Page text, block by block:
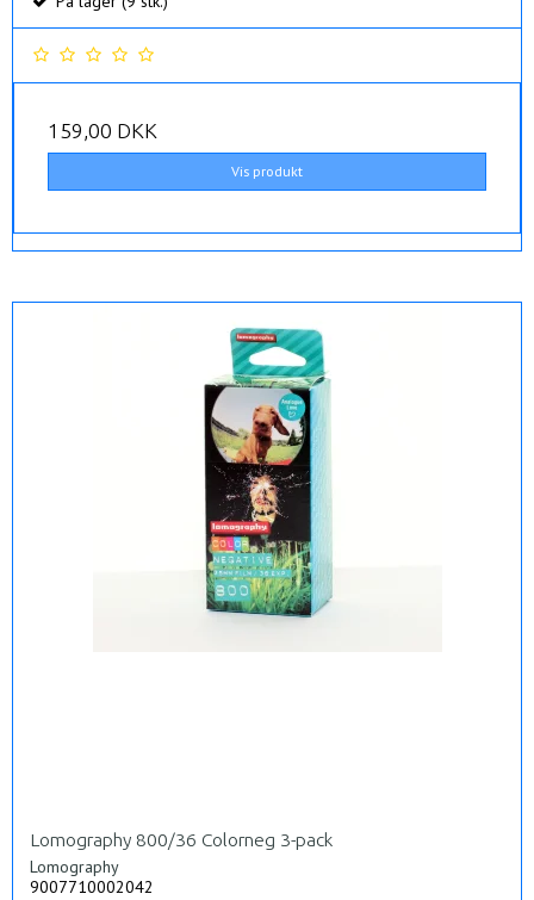
159,00 DKK
Vis produkt
Lomography 800/36 Colorneg 3-pack
Lomography
9007710002042